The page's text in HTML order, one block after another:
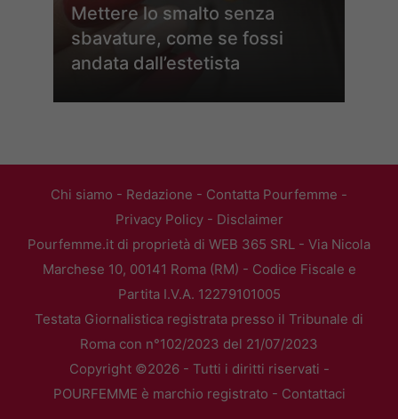
Mettere lo smalto senza
sbavature, come se fossi
andata dall’estetista
Chi siamo - Redazione - Contatta Pourfemme -
Privacy Policy- Disclaimer
Pourfemme.it di proprietà di WEB 365 SRL - Via Nicola
Marchese 10, 00141 Roma (RM) - Codice Fiscale e
Partita I.V.A. 12279101005
Testata Giornalistica registrata presso il Tribunale di
Roma con n°102/2023 del 21/07/2023
Copyright ©2026 - Tutti i diritti riservati -
POURFEMME è marchio registrato - Contattaci